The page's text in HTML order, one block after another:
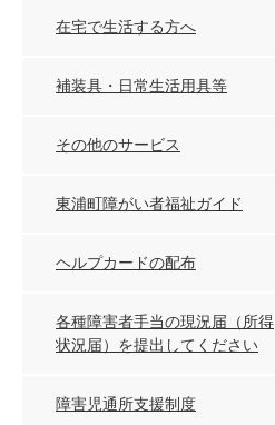
在宅で生活する方へ
補装具・日常生活用具等
その他のサービス
東浦町障がい者福祉ガイド
ヘルプカードの配布
各種障害者手当の現況届（所得
状況届）を提出してください
障害児通所支援制度